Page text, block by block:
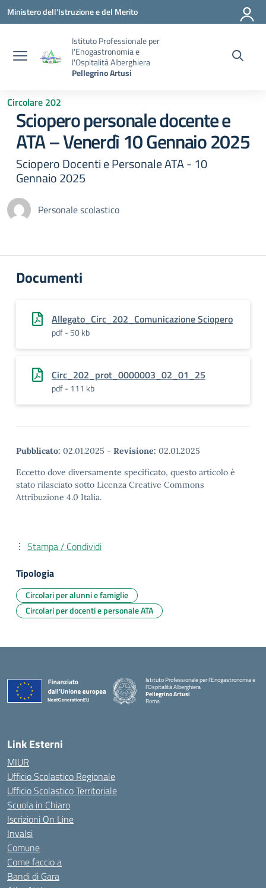
Vai ai contenuti
Vai al menu di navigazione
Vai al footer
Ministero dell'Istruzione e del Merito
Istituto Professionale per
l'Enogastronomia e
l'Ospitalità Alberghiera
Pellegrino Artusi
Circolare 202
Sciopero personale docente e
ATA – Venerdì 10 Gennaio 2025
Sciopero Docenti e Personale ATA - 10
Gennaio 2025
Personale scolastico
Documenti
Allegato_Circ_202_Comunicazione Sciopero
pdf - 50 kb
Circ_202_prot_0000003_02_01_25
pdf - 111 kb
Pubblicato: 02.01.2025 - Revisione: 02.01.2025
Eccetto dove diversamente specificato, questo articolo è
stato rilasciato sotto Licenza Creative Commons
Attribuzione 4.0 Italia.
Stampa / Condividi
Tipologia
Circolari per alunni e famiglie
Circolari per docenti e personale ATA
Istituto Professionale per l'Enogastronomia e
l'Ospitalità Alberghiera
Pellegrino Artusi
Roma
Link Esterni
MIUR
Ufficio Scolastico Regionale
Ufficio Scolastico Territoriale
Scuola in Chiaro
Iscrizioni On Line
Invalsi
Comune
Come faccio a
Bandi di Gara